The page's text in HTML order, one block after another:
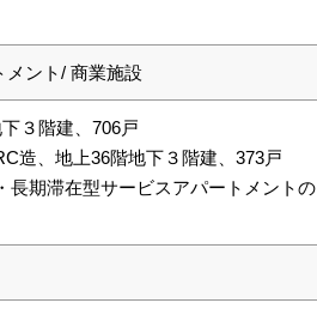
メント/ 商業施設
３階建、706戸
造、地上36階地下３階建、373戸
長期滞在型サービスアパートメントの